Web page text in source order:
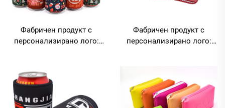
Фабричен продукт с
персонализирано лого:
неопренови слеп-рапове
за бирени канички,
изолирани ръкави за бира,
Фабричен продукт с
персонализирано лого:
водонепроницаем,
издръжлив, защитен и